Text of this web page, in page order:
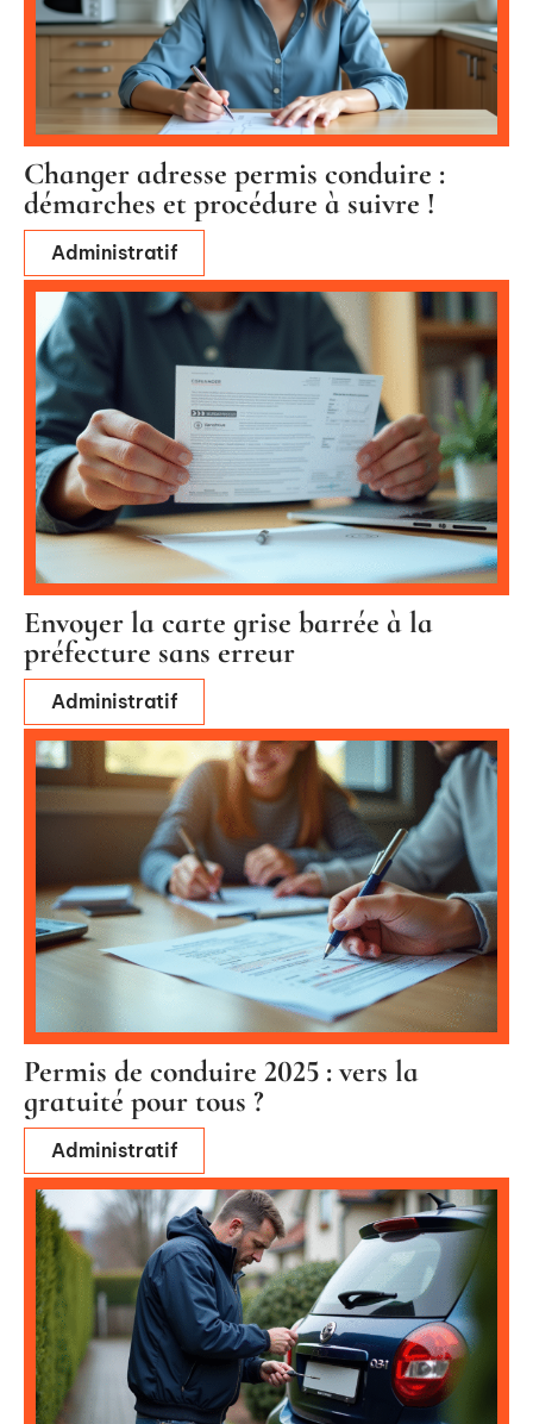
Changer adresse permis conduire :
démarches et procédure à suivre !
Administratif
Envoyer la carte grise barrée à la
préfecture sans erreur
Administratif
Permis de conduire 2025 : vers la
gratuité pour tous ?
Administratif